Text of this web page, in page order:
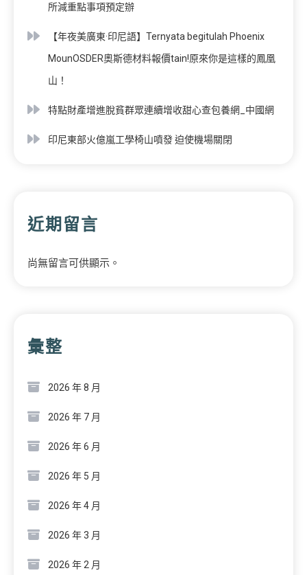
所減重點事項預定辦
【年夜美廣東·印尼語】Ternyata begitulah Phoenix
MounOSDER奧斯德材料報價tain!原來你是這樣的鳳凰
山！
特點財產增進脫貧群眾連續增收甜心查包養網_中國網
印尼東部火億嵐工學椅山噴發 迫使機場關閉
近期留言
尚無留言可供顯示。
彙整
2026 年 8 月
2026 年 7 月
2026 年 6 月
2026 年 5 月
2026 年 4 月
2026 年 3 月
2026 年 2 月